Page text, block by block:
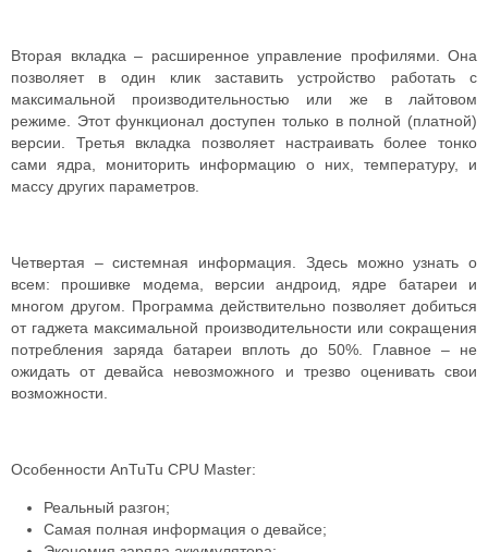
Вторая вкладка – расширенное управление профилями. Она
позволяет в один клик заставить устройство работать с
максимальной производительностью или же в лайтовом
режиме. Этот функционал доступен только в полной (платной)
версии. Третья вкладка позволяет настраивать более тонко
сами ядра, мониторить информацию о них, температуру, и
массу других параметров.
Четвертая – системная информация. Здесь можно узнать о
всем: прошивке модема, версии андроид, ядре батареи и
многом другом. Программа действительно позволяет добиться
от гаджета максимальной производительности или сокращения
потребления заряда батареи вплоть до 50%. Главное – не
ожидать от девайса невозможного и трезво оценивать свои
возможности.
Особенности AnTuTu CPU Master:
Реальный разгон;
Самая полная информация о девайсе;